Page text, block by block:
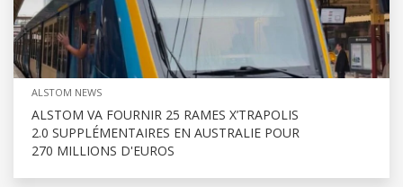
ALSTOM NEWS
ALSTOM VA FOURNIR 25 RAMES X’TRAPOLIS
2.0 SUPPLÉMENTAIRES EN AUSTRALIE POUR
270 MILLIONS D'EUROS